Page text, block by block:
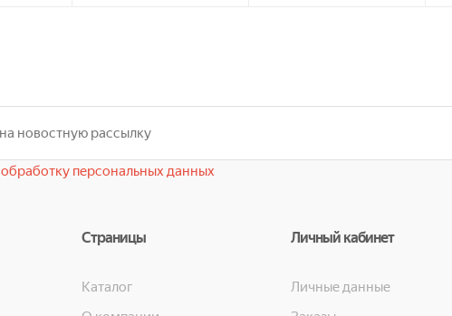
обработку персональных данных
Страницы
Каталог
Личный кабинет
Личные данные